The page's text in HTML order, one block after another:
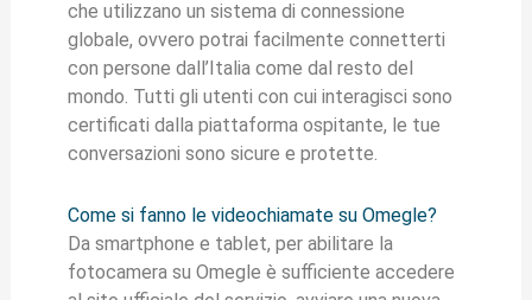
che utilizzano un sistema di connessione
globale, ovvero potrai facilmente connetterti
con persone dall’Italia come dal resto del
mondo. Tutti gli utenti con cui interagisci sono
certificati dalla piattaforma ospitante, le tue
conversazioni sono sicure e protette.
Come si fanno le videochiamate su Omegle?
Da smartphone e tablet, per abilitare la
fotocamera su Omegle è sufficiente accedere